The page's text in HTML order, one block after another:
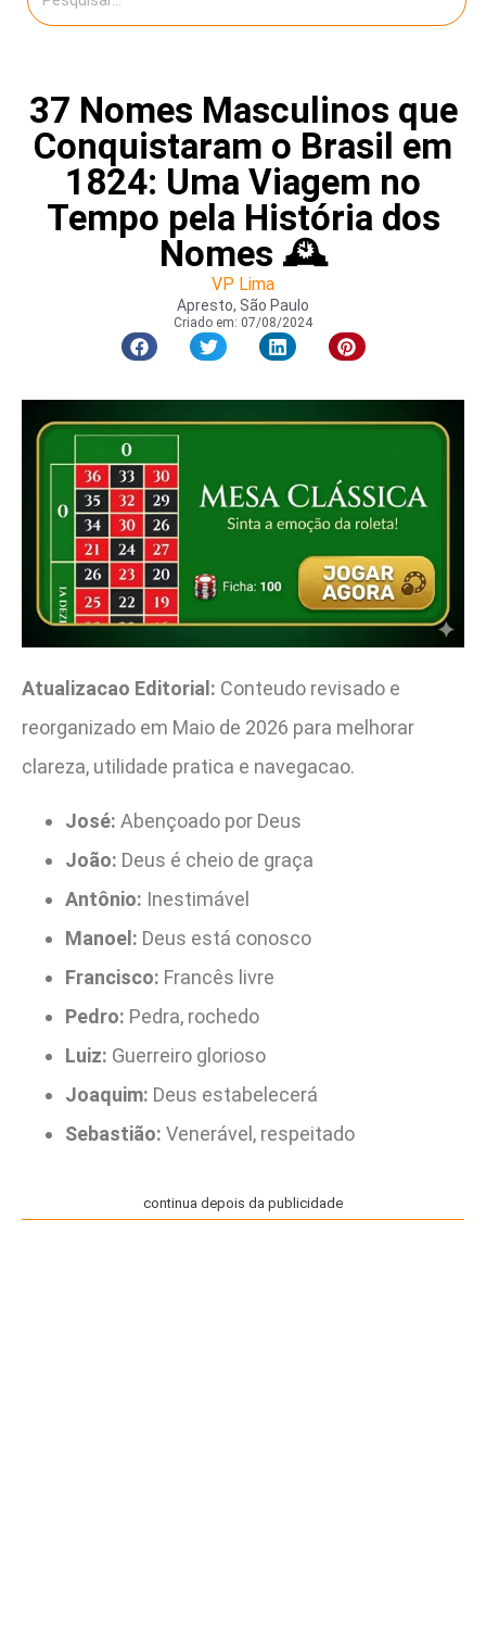
37 Nomes Masculinos que
Conquistaram o Brasil em
1824: Uma Viagem no
Tempo pela História dos
Nomes 🕰️
VP Lima
Apresto, São Paulo
Criado em: 07/08/2024
Atualizacao Editorial: Conteudo revisado e
reorganizado em Maio de 2026 para melhorar
clareza, utilidade pratica e navegacao.
José: Abençoado por Deus
João: Deus é cheio de graça
Antônio: Inestimável
Manoel: Deus está conosco
Francisco: Francês livre
Pedro: Pedra, rochedo
Luiz: Guerreiro glorioso
Joaquim: Deus estabelecerá
Sebastião: Venerável, respeitado
continua depois da publicidade